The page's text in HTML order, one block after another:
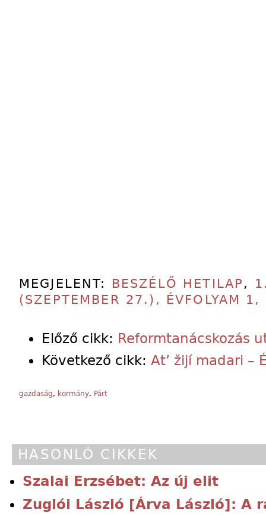
MEGJELENT: BESZÉLŐ HETILAP ,
(SZEPTEMBER 27.), ÉVFOLYAM
Előző cikk: Reformtanácskozás
Következő cikk: At’ žijí madari –
gazdaság, kormány, Párt
HASONLÓ CIKKEK
Szalai Erzsébet: Az új elit
Zuglói László [Árva László]: A